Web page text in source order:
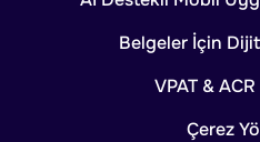
Belgeler İçin
VPAT &
Çerez